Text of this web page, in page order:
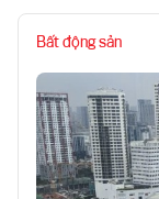
Bất động sản